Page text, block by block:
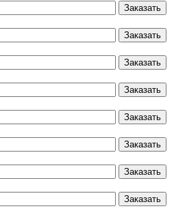
Заказать
Заказать
Заказать
Заказать
Заказать
Заказать
Заказать
Заказать